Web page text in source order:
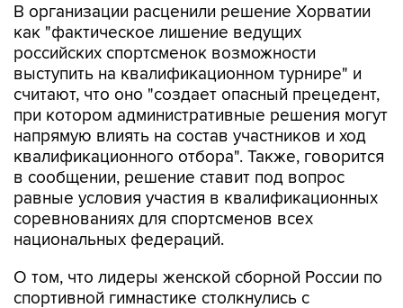
В организации расценили решение Хорватии
как "фактическое лишение ведущих
российских спортсменок возможности
выступить на квалификационном турнире" и
считают, что оно "создает опасный прецедент,
при котором административные решения могут
напрямую влиять на состав участников и ход
квалификационного отбора". Также, говорится
в сообщении, решение ставит под вопрос
равные условия участия в квалификационных
соревнованиях для спортсменов всех
национальных федераций.
О том, что лидеры женской сборной России по
спортивной гимнастике столкнулись с